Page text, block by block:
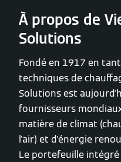
À propos de
Solutions
Fondé en 1917 en
techniques de
Solutions est
fournisseurs
matière de climat
l'air) et d'énergie
Le portefeuille intégré